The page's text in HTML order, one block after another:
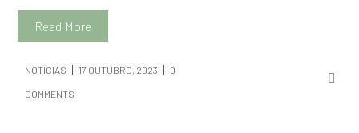
Read More
NOTÍCIAS 17 OUTUBRO, 2023 0
COMMENTS